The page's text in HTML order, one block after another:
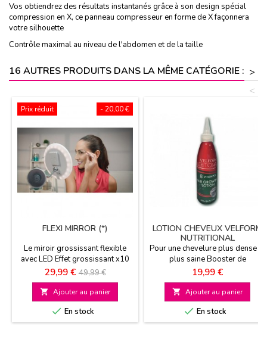
Vos obtiendrez des résultats instantanés grâce à son design spécial
compression en X, ce panneau compresseur en forme de X façonnera
votre silhouette
Contrôle maximal au niveau de l'abdomen et de la taille
16 AUTRES PRODUITS DANS LA MÊME CATÉGORIE : >
<
- 20,00 €
Prix réduit
FLEXI MIRROR (*)
Le miroir grossissant flexible
avec LED Effet grossissant x10
Bras articulé Lumières led
Prix
29,99 € Prix
de
base
49,99 €
 Ajouter au panier
 En stock
LOTION CHEVEUX VELFORM
NUTRITIONAL
Pour une chevelure plus dense et
plus saine Booster de
croissance Renforce la densité
Lutte contre la chute des cheveux
Prix
19,99 €
 Ajouter au panier
 En stock